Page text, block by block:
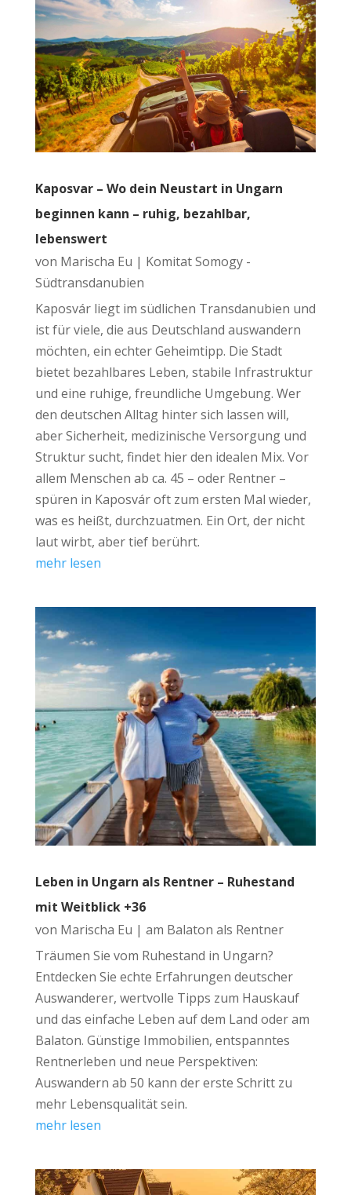
Kaposvar – Wo dein Neustart in Ungarn
beginnen kann – ruhig, bezahlbar,
lebenswert
von Marischa Eu | Komitat Somogy -
Südtransdanubien
Kaposvár liegt im südlichen Transdanubien und
ist für viele, die aus Deutschland auswandern
möchten, ein echter Geheimtipp. Die Stadt
bietet bezahlbares Leben, stabile Infrastruktur
und eine ruhige, freundliche Umgebung. Wer
den deutschen Alltag hinter sich lassen will,
aber Sicherheit, medizinische Versorgung und
Struktur sucht, findet hier den idealen Mix. Vor
allem Menschen ab ca. 45 – oder Rentner –
spüren in Kaposvár oft zum ersten Mal wieder,
was es heißt, durchzuatmen. Ein Ort, der nicht
laut wirbt, aber tief berührt.
mehr lesen
Leben in Ungarn als Rentner – Ruhestand
mit Weitblick +36
von Marischa Eu | am Balaton als Rentner
Träumen Sie vom Ruhestand in Ungarn?
Entdecken Sie echte Erfahrungen deutscher
Auswanderer, wertvolle Tipps zum Hauskauf
und das einfache Leben auf dem Land oder am
Balaton. Günstige Immobilien, entspanntes
Rentnerleben und neue Perspektiven:
Auswandern ab 50 kann der erste Schritt zu
mehr Lebensqualität sein.
mehr lesen